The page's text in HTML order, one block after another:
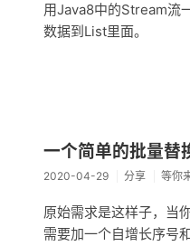
用Java8中的Stream流
数据到List里面。
一个简单的批量替
2020-04-29 分享 等你
原始需求是这样子，当
需要加一个自增长序号